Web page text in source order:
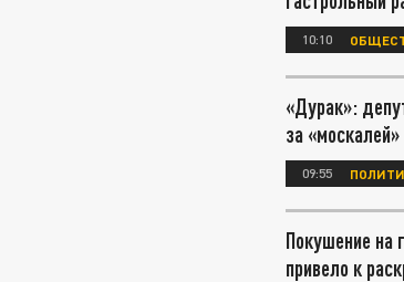
10:10
«Дурак»:
за
09:55
Покушение на
привело к